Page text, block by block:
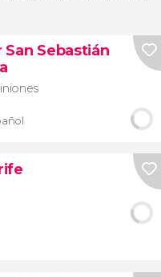
Sebastián